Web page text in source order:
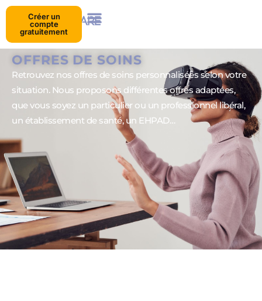
Créer un
compte
gratuitement
OFFRES DE SOINS
Retrouvez nos offres de soins personnalisées selon votre
situation. Nous proposons différentes offres adaptées,
que vous soyez un particulier ou un professionnel libéral,
un établissement de santé, un EHPAD…